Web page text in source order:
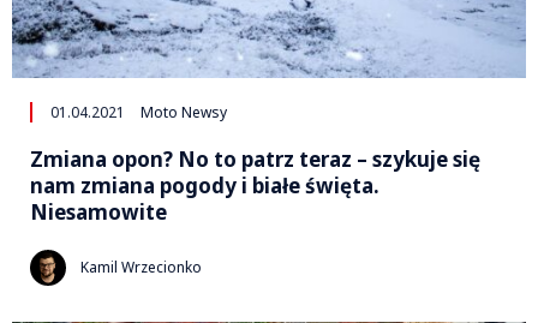
01.04.2021 Moto Newsy
Zmiana opon? No to patrz teraz – szykuje się
nam zmiana pogody i białe święta.
Niesamowite
Kamil Wrzecionko